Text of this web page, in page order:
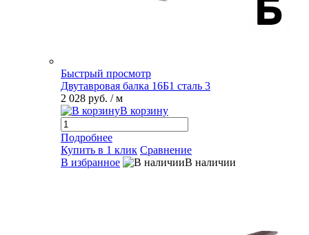
Быстрый просмотр
Двутавровая балка 16Б1 сталь 3
2 028 руб. / м
В корзину
Подробнее
Купить в 1 клик Сравнение
В избранное
В наличии